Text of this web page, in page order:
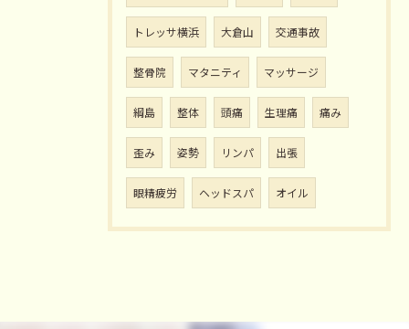
トレッサ横浜 大倉山 交通事故
整骨院 マタニティ マッサージ
綱島 整体 頭痛 生理痛 痛み
歪み 姿勢 リンパ 出張
眼精疲労 ヘッドスパ オイル